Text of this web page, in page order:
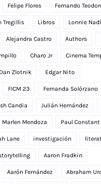
Felipe Flores Fernando
Tregillis Libros Lonnie
Alejandra Castro Authors
Charo Jr Cinema
Dan Zlotnik Edgar Nito
FICM 23 Fernanda Solórzano
Candia Julián Hernández
Marlen Mendoza Paul Constant
Lane investigación
Aaron Fradkin
Aarón Fernández Abraham